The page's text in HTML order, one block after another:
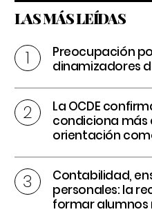
LAS MÁS LEÍDAS
Preocupación
dinamizadores
La OCDE
condiciona más
orientación
Contabilidad,
personales: la
formar